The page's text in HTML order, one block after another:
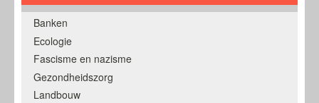
Banken
Ecologie
Fascisme en nazisme
Gezondheidszorg
Landbouw